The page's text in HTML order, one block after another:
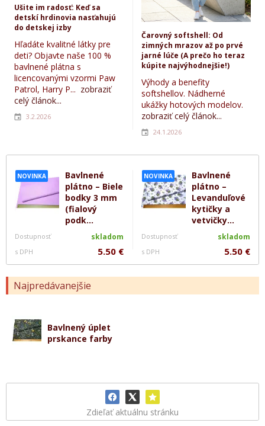
NOVINKA
Bavlnené
plátno – Biele
bodky 3 mm
(fialový
podk...
Dostupnosť skladom
s DPH 5.50 €
NOVINKA
Bavlnené
plátno –
Levanduľové
kytičky a
vetvičky...
Dostupnosť skladom
s DPH 5.50 €
Najpredávanejšie
Bavlnený úplet
prskance farby
Zdieľať aktuálnu stránku
Ušite im radosť: Keď sa
detskí hrdinovia nasťahujú
do detskej izby
Hľadáte kvalitné látky pre
deti? Objavte naše 100 %
bavlnené plátna s
licencovanými vzormi Paw
Patrol, Harry P... zobraziť
celý článok...
3.2.2026
Čarovný softshell: Od
zimných mrazov až po prvé
jarné lúče (A prečo ho teraz
kúpite najvýhodnejšie!)
Výhody a benefity
softshellov. Nádherné
ukážky hotových modelov.
zobraziť celý článok...
24.1.2026